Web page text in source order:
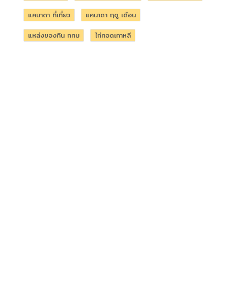
แคนาดา ที่เที่ยว
แคนาดา ฤดู เดือน
แหล่งของกิน กทม
ไก่ทอดเกาหลี